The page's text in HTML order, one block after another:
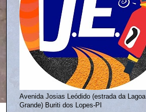
Avenida Josias Leódido (estrada da Lagoa
Grande) Buriti dos Lopes-PI